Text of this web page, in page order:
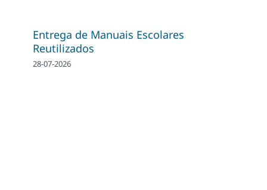
Entrega de Manuais Escolares
Reutilizados
28-07-2026